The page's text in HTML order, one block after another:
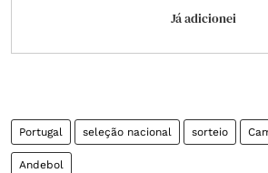
Já adicionei
Portugal seleção nacional sorteio
Andebol